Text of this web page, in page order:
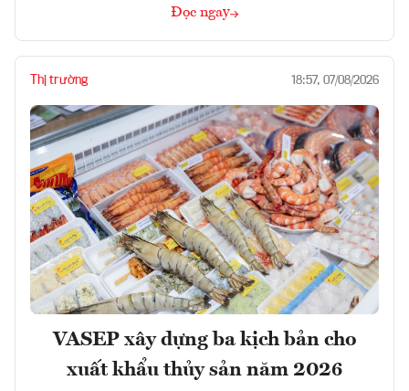
Đọc ngay
Thị trường 18:57, 07/08/2026
VASEP xây dựng ba kịch bản cho
xuất khẩu thủy sản năm 2026